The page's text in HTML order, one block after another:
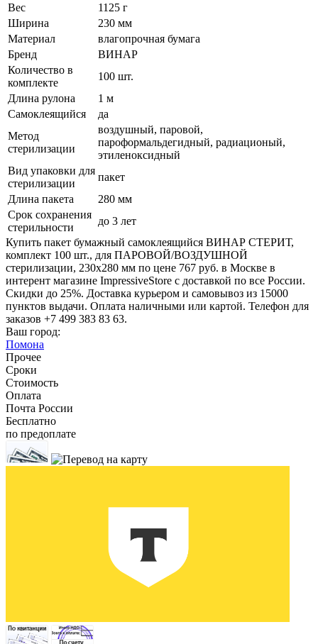
Вес
1125 г
Ширина
230 мм
Материал
влагопрочная бумага
Бренд
ВИНАР
Количество в
комплекте
100 шт.
Длина рулона
1 м
Самоклеящийся
да
Метод
стерилизации
воздушный, паровой,
пароформальдегидный, радиационый,
этиленоксидный
Вид упаковки для
стерилизации
пакет
Длина пакета
280 мм
Срок сохранения
стерильности
до 3 лет
Купить пакет бумажный самоклеящийся ВИНАР СТЕРИТ,
комплект 100 шт., для ПАРОВОЙ/ВОЗДУШНОЙ
стерилизации, 230х280 мм по цене 767 руб. в Москве в
интерент магазине ImpressiveStore с доставкой по все России.
Скидки до 25%. Доставка курьером и самовывоз из 15000
пунктов выдачи. Оплата наличными или картой. Телефон для
заказов +7 499 383 83 63.
Ваш город:
Помона
Прочее
Сроки
Стоимость
Оплата
Почта России
Бесплатно
по предоплате